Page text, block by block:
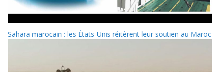
Sahara marocain : les États-Unis réitèrent leur soutien au Maroc